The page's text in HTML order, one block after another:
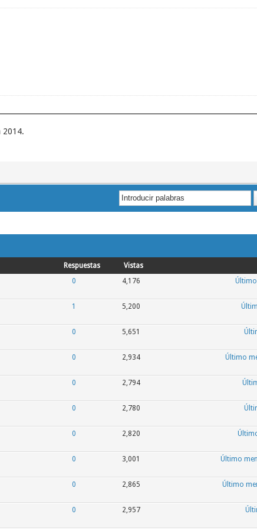
2014.
Respuestas Vistas
0 4,176
1 5,200
0 5,651
0 2,934 Último
0 2,794
0 2,780
0 2,820
0 3,001 Último
0 2,865 Último
0 2,957